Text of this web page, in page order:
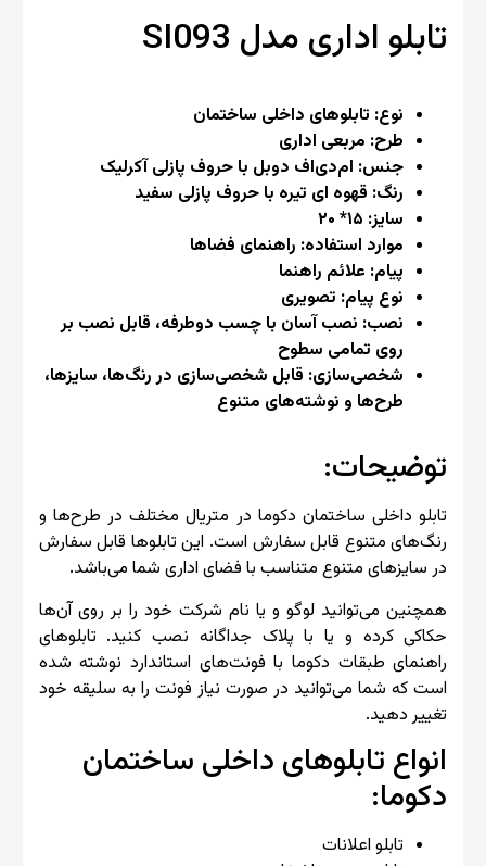
تابلو اداری مدل SI093
نوع: تابلوهای داخلی ساختمان
طرح: مربعی اداری
جنس: ام‌دی‌اف دوبل با حروف پازلی آکرلیک
رنگ: قهوه ای تیره با حروف پازلی سفید
سایز: ۱۵* ۲۰
موارد استفاده: راهنمای فضاها
پیام: علائم راهنما
نوع پیام: تصویری
نصب: نصب آسان با چسب دو‌طرفه، قابل نصب بر
روی تمامی سطوح
شخصی‌سازی: قابل شخصی‌سازی در رنگ‌ها، سایزها،
طرح‌ها و نوشته‌های متنوع
توضیحات:
تابلو داخلی ساختمان دکوما در متریال مختلف در طرح‌ها و
رنگ‌های متنوع قابل سفارش است. این تابلوها قابل سفارش
در سایزهای متنوع متناسب با فضای اداری شما می‌باشد.
همچنین می‌توانید لوگو و یا نام شرکت خود را بر روی آن‌ها
حکاکی کرده و یا با پلاک جداگانه نصب کنید. تابلوهای
راهنمای طبقات دکوما با فونت‌های استاندارد نوشته شده
است که شما می‌توانید در صورت نیاز فونت را به سلیقه خود
تغییر دهید.
انواع تابلوهای داخلی ساختمان
دکوما:
تابلو اعلانات